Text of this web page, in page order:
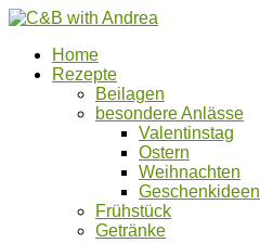
Home
Rezepte
Beilagen
besondere Anlässe
Valentinstag
Ostern
Weihnachten
Geschenkideen
Frühstück
Getränke